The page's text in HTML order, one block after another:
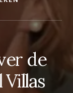
de